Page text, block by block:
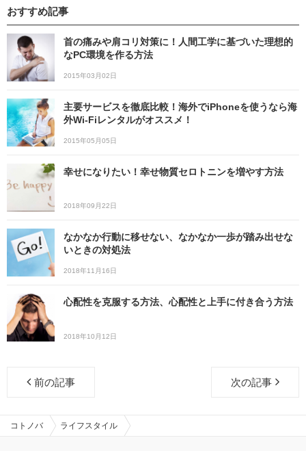
おすすめ記事
首の痛みや肩コリ対策に！人間工学に基づいた理想的
なPC環境を作る方法
2015年03月02日
主要サービスを徹底比較！海外でiPhoneを使うなら海
外Wi-Fiレンタルがオススメ！
2015年05月05日
幸せになりたい！幸せ物質セロトニンを増やす方法
2018年09月22日
なかなか行動に移せない、なかなか一歩が踏み出せな
いときの対処法
2018年11月16日
心配性を克服する方法、心配性と上手に付き合う方法
2018年10月12日
前の記事 次の記事
コトノバ ライフスタイル